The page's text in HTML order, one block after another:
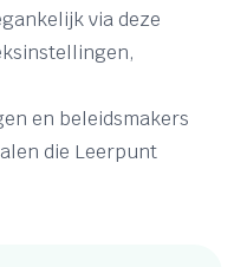
via deze
en beleidsmakers
die Leerpunt